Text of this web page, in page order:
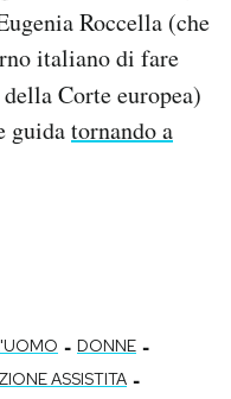
Roccella (che
italiano di fare
della Corte europea)
guidatornando a
- DONNE -
ASSISTITA -